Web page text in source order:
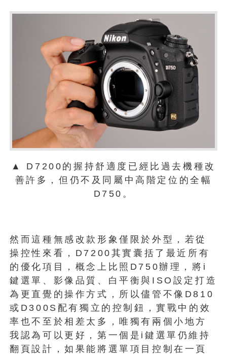
▲ D7200的握持舒適度已經比過去機種改
善許多，但仍不及同屬中高階定位的全幅
D750。
然而這種無感改款形象僅限於外型，若從
操控性來看，D7200其實囊括了最近所有
的優化項目，概念上比照D750辦理，將i
鍵選單、影像品質、白平衡與ISO設定打造
為更直覺的操作方式，所以儘管不像D810
或D300S配有獨立的控制鈕，實戰中的效
率也不至於相差太多，唯獨有兩個小地方
我認為可以更好，第一個是i鍵選單仍維持
翻頁設計，如果能將選單項目控制在一頁